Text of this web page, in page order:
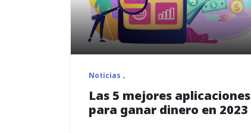
Noticias
Las 5 mejores aplicaciones
para ganar dinero en 2023